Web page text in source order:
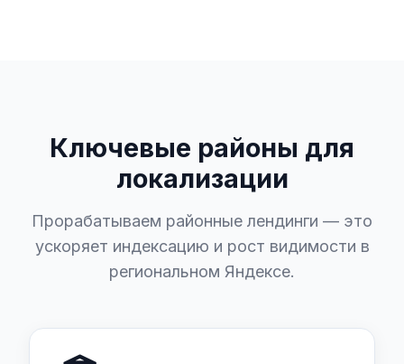
Ключевые районы для
локализации
Прорабатываем районные лендинги — это
ускоряет индексацию и рост видимости в
региональном Яндексе.